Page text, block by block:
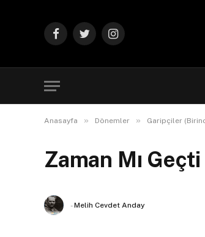
FacebookTwitterInstagram
Anasayfa » Dönemler » Garipçiler
Zaman Mı
-Melih Cevdet Anday